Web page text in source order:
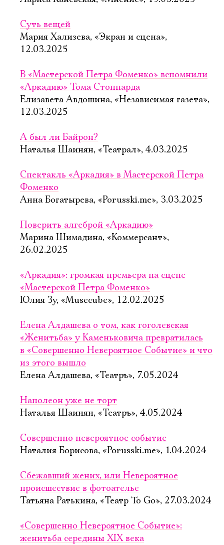
Суть вещей
Мария Хализева, «Экран и сцена»,
12.03.2025
В «Мастерской Петра Фоменко» вспомнили
«Аркадию» Тома Стоппарда
Елизавета Авдошина, «Независимая газета»,
12.03.2025
А был ли Байрон?
Наталья Шаинян, «Театрал», 4.03.2025
Спектакль «Аркадия» в Мастерской Петра
Фоменко
Анна Богатырева, «Porusski.me», 3.03.2025
Поверить алгеброй «Аркадию»
Марина Шимадина, «Коммерсант»,
26.02.2025
«Аркадия»: громкая премьера на сцене
«Мастерской Петра Фоменко»
Юлия Зу, «Musecube», 12.02.2025
Елена Алдашева о том, как гоголевская
«Женитьба» у Каменьковича превратилась
в «Совершенно Невероятное Событие» и что
из этого вышло
Елена Алдашева, «Театръ», 7.05.2024
Наполеон уже не торт
Наталья Шаинян, «Театръ», 4.05.2024
Совершенно невероятное событие
Наталия Борисова, «Porusski.me», 1.04.2024
Сбежавший жених, или Невероятное
происшествие в фотоателье
Татьяна Ратькина, «Театр To Go», 27.03.2024
«Совершенно Невероятное Событие»:
женитьба середины XIX века